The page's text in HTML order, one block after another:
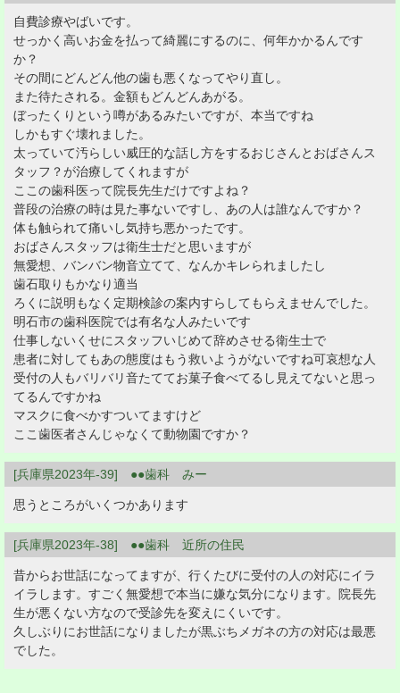
自費診療やばいです。
せっかく高いお金を払って綺麗にするのに、何年かかるんです
か？
その間にどんどん他の歯も悪くなってやり直し。
また待たされる。金額もどんどんあがる。
ぼったくりという噂があるみたいですが、本当ですね
しかもすぐ壊れました。
太っていて汚らしい威圧的な話し方をするおじさんとおばさんス
タッフ？が治療してくれますが
ここの歯科医って院長先生だけですよね？
普段の治療の時は見た事ないですし、あの人は誰なんですか？
体も触られて痛いし気持ち悪かったです。
おばさんスタッフは衛生士だと思いますが
無愛想、バンバン物音立てて、なんかキレられましたし
歯石取りもかなり適当
ろくに説明もなく定期検診の案内すらしてもらえませんでした。
明石市の歯科医院では有名な人みたいです
仕事しないくせにスタッフいじめて辞めさせる衛生士で
患者に対してもあの態度はもう救いようがないですね可哀想な人
受付の人もバリバリ音たててお菓子食べてるし見えてないと思っ
てるんですかね
マスクに食べかすついてますけど
ここ歯医者さんじゃなくて動物園ですか？
[兵庫県2023年-39] ●●歯科 みー
思うところがいくつかあります
[兵庫県2023年-38] ●●歯科 近所の住民
昔からお世話になってますが、行くたびに受付の人の対応にイラ
イラします。すごく無愛想で本当に嫌な気分になります。院長先
生が悪くない方なので受診先を変えにくいです。
久しぶりにお世話になりましたが黒ぶちメガネの方の対応は最悪
でした。